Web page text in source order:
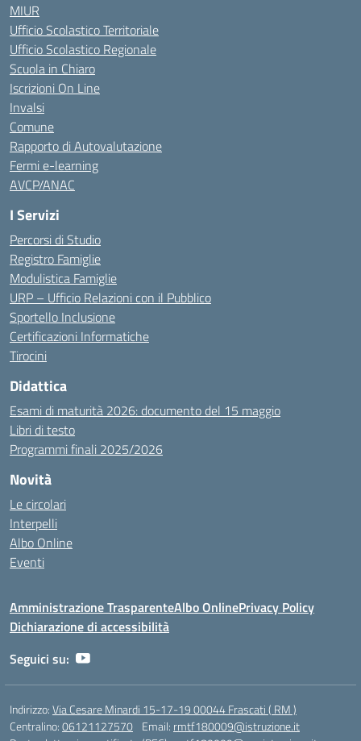
MIUR
Ufficio Scolastico Territoriale
Ufficio Scolastico Regionale
Scuola in Chiaro
Iscrizioni On Line
Invalsi
Comune
Rapporto di Autovalutazione
Fermi e-learning
AVCP/ANAC
I Servizi
Percorsi di Studio
Registro Famiglie
Modulistica Famiglie
URP – Ufficio Relazioni con il Pubblico
Sportello Inclusione
Certificazioni Informatiche
Tirocini
Didattica
Esami di maturità 2026: documento del 15 maggio
Libri di testo
Programmi finali 2025/2026
Novità
Le circolari
Interpelli
Albo Online
Eventi
Amministrazione TrasparenteAlbo OnlinePrivacy Policy
Dichiarazione di accessibilità
Seguici su:
Indirizzo:Via Cesare Minardi 15-17-19 00044 Frascati ( RM )
Centralino:06121127570 Email: rmtf180009@istruzione.it